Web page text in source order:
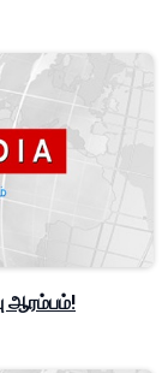
ஆரம்பம்!